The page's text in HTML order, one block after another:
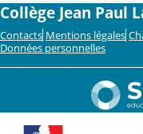
Collège Jean Paul
Contacts Mentions légales
Données personnelles